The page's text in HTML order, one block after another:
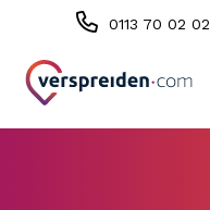
0113 70 02 02